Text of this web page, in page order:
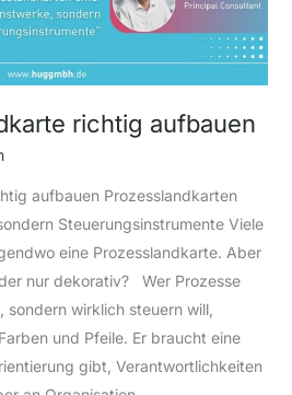
richtig aufbauen
aufbauen Prozesslandkarten
Steuerungsinstrumente Viele
eine Prozesslandkarte. Aber
nur dekorativ? Wer Prozesse
wirklich steuern will,
und Pfeile. Er braucht eine
gibt, Verantwortlichkeiten